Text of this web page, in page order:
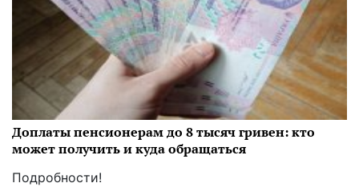
Доплаты пенсионерам до 8 тысяч гривен: кто
может получить и куда обращаться
Подробности!